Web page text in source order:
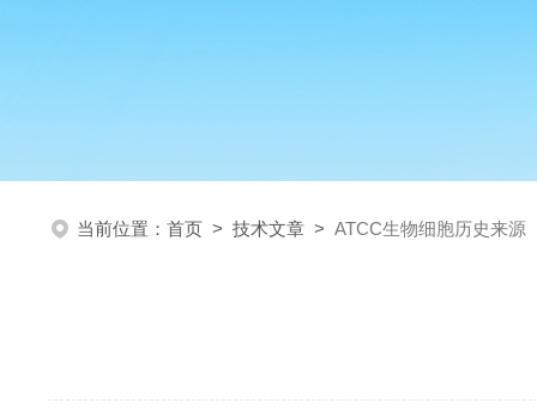
当前位置： 首页 > 技术文章 > ATCC生物细胞历史来源